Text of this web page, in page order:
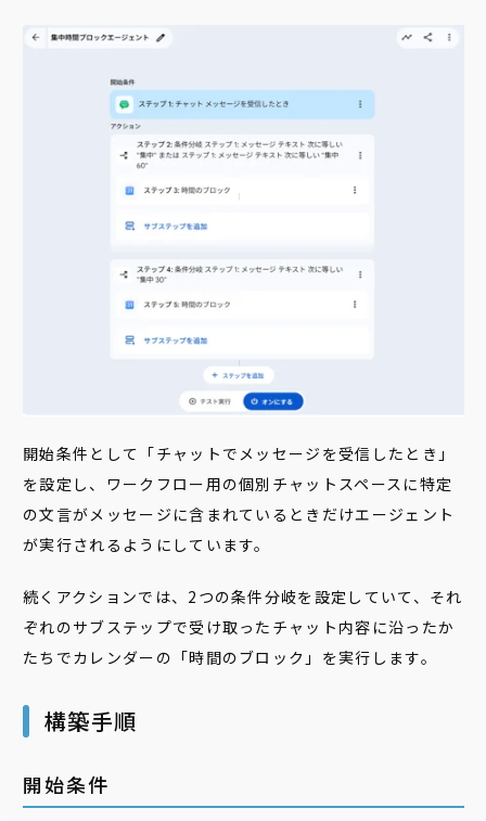
開始条件として「チャットでメッセージを受信したとき」
を設定し、ワークフロー用の個別チャットスペースに特定
の文言がメッセージに含まれているときだけエージェント
が実行されるようにしています。
続くアクションでは、2つの条件分岐を設定していて、それ
ぞれのサブステップで受け取ったチャット内容に沿ったか
たちでカレンダーの「時間のブロック」を実行します。
構築手順
開始条件